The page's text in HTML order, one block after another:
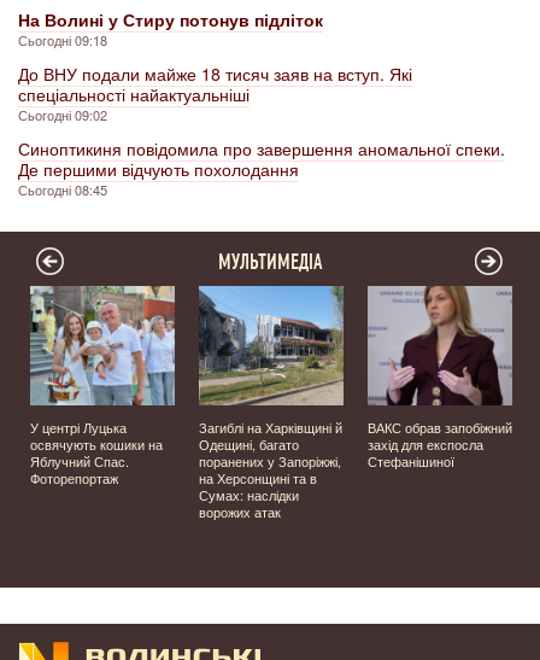
На Волині у Стиру потонув підліток
Сьогодні 09:18
До ВНУ подали майже 18 тисяч заяв на вступ. Які
спеціальності найактуальніші
Сьогодні 09:02
Синоптикиня повідомила про завершення аномальної спеки.
Де першими відчують похолодання
Сьогодні 08:45
МУЛЬТИМЕДІА
У центрі Луцька
освячують кошики на
Яблучний Спас.
Фоторепортаж
Загиблі на Харківщині й
Одещині, багато
поранених у Запоріжжі,
на Херсонщині та в
Сумах: наслідки
ворожих атак
ВАКС обрав запобіжний
захід для експосла
Стефанішиної